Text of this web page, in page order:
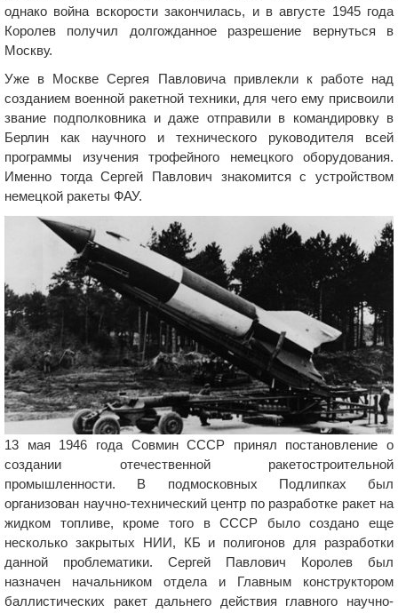
однако война вскорости закончилась, и в августе 1945 года
Королев получил долгожданное разрешение вернуться в
Москву.
Уже в Москве Сергея Павловича привлекли к работе над
созданием военной ракетной техники, для чего ему присвоили
звание подполковника и даже отправили в командировку в
Берлин как научного и технического руководителя всей
программы изучения трофейного немецкого оборудования.
Именно тогда Сергей Павлович знакомится с устройством
немецкой ракеты ФАУ.
13 мая 1946 года Совмин СССР принял постановление о
создании отечественной ракетостроительной
промышленности. В подмосковных Подлипках был
организован научно-технический центр по разработке ракет на
жидком топливе, кроме того в СССР было создано еще
несколько закрытых НИИ, КБ и полигонов для разработки
данной проблематики. Сергей Павлович Королев был
назначен начальником отдела и Главным конструктором
баллистических ракет дальнего действия главного научно-